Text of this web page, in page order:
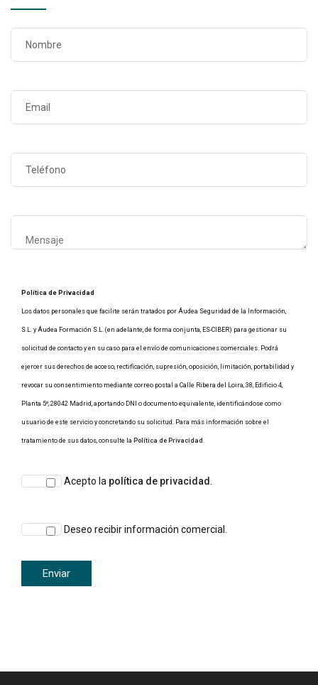
Política de Privacidad
Los datos personales que facilite serán tratados por Áudea Seguridad de la Información,
S.L. y Áudea Formación S.L. (en adelante, de forma conjunta, ES-CIBER) para gestionar su
solicitud de contacto y en su caso para el envío de comunicaciones comerciales. Podrá
ejercer sus derechos de acceso, rectificación, supresión, oposición, limitación, portabilidad y
revocar su consentimiento mediante correo postal a Calle Ribera del Loira, 38, Edificio 4,
Planta 5º, 28042 Madrid, aportando DNI o documento equivalente, identificándose como
usuario de este servicio y concretando su solicitud. Para más información sobre el
tratamiento de sus datos, consulte la Política de Privacidad .
Acepto la política de privacidad
Deseo recibir información comercial.